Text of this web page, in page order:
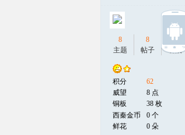
8
主题
8
帖子
0
听众
积分
62
威望
8 点
铜板
38 枚
西秦金币
0 个
鲜花
0 朵